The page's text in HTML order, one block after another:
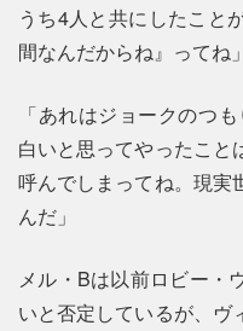
うち4人と共にしたこと
間なんだからね』ってね」
「あれはジョークのつ
白いと思ってやったこと
呼んでしまってね。現実
んだ」
メル・Bは以前ロビー・
いと否定しているが、ヴ